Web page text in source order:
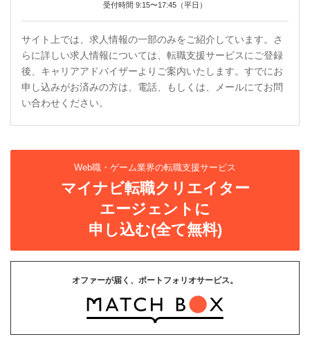
受付時間 9:15〜17:45（平日）
サイト上では、求人情報の一部のみをご紹介しています。さ
らに詳しい求人情報については、転職支援サービスにご登録
後、キャリアアドバイザーよりご案内いたします。すでにお
申し込みがお済みの方は、電話、もしくは、メールにてお問
い合わせください。
Web職・ゲーム業界の転職支援サービス
マイナビ転職クリエイター
エージェントに
申し込む(全て無料)
オファーが届く、ポートフォリオサービス。